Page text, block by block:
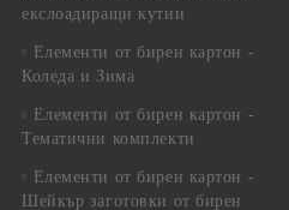
екслоадиращи кутии
Елементи от бирен картон -
Коледа и Зима
Елементи от бирен картон -
Тематични комплекти
Елементи от бирен картон -
Шейкър заготовки от бирен